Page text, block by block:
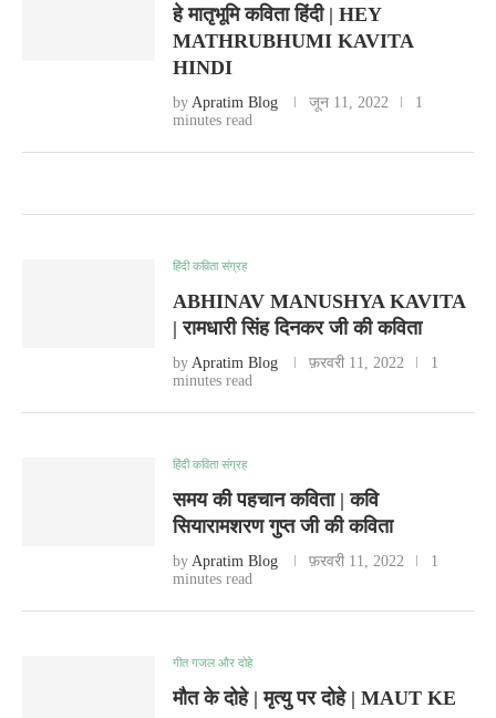
हे मातृभूमि कविता हिंदी | HEY
MATHRUBHUMI KAVITA
HINDI
by Apratim Blog जून 11, 2022
1
minutes read
हिंदी कविता संग्रह
ABHINAV MANUSHYA KAVITA
| रामधारी सिंह दिनकर जी की कविता
by Apratim Blog फ़रवरी 11, 2022
1
minutes read
हिंदी कविता संग्रह
समय की पहचान कविता | कवि
सियारामशरण गुप्त जी की कविता
by Apratim Blog फ़रवरी 11, 2022
1
minutes read
गीत गजल और दोहे
मौत के दोहे | मृत्यु पर दोहे | MAUT KE